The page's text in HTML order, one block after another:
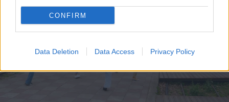
CONFIRM
Data Deletion Data Access Privacy Policy